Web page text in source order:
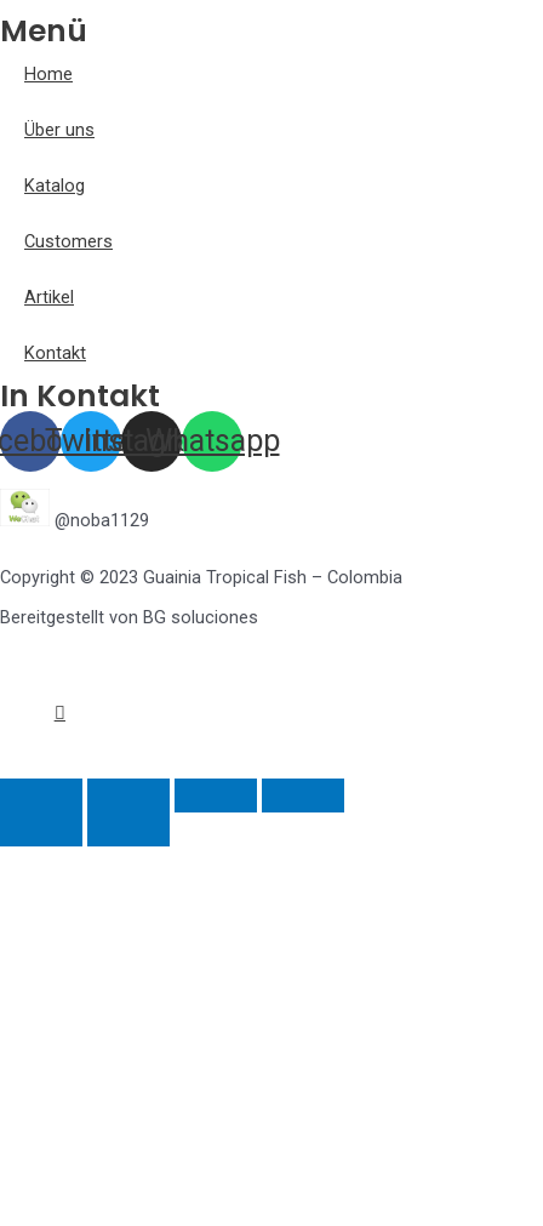
Menü
Home
Über uns
Katalog
Customers
Artikel
Kontakt
In Kontakt
TwitterInstagramWhatsapp
@noba1129
Copyright © 2023 Guainia Tropical Fish – Colombia
Bereitgestellt von BG soluciones